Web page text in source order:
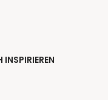
INSPIRIEREN